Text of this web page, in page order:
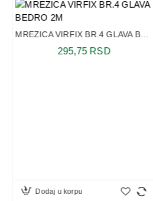
MREZICA VIRFIX BR.4 GLAVA BEDRO 2M
295,75 RSD
Dodaj u korpu